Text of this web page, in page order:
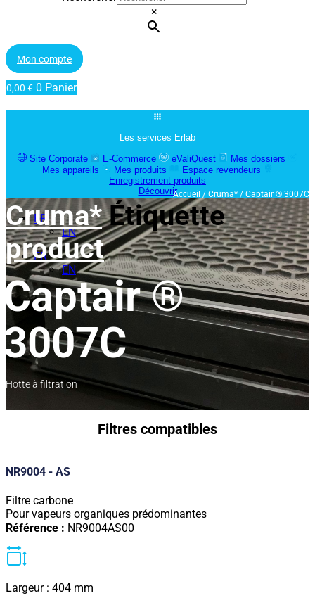
×
Mon compte
0,00 € 0 Panier
Les services Erlab
Site Corporate
E-Commerce eValiQuest
Mes dossiers
Mes appareils
Mes produits
Espace revendeurs
Enregistrement produits
Découvrir
FR
EN
FR
EN
Accueil / Cruma* / Captair ® 3007C
Cruma* Étiquette
product
Captair ®
3007C
Hotte à filtration
Filtres compatibles
NR9004 - AS
Filtre carbone
Pour vapeurs organiques prédominantes
Référence : NR9004AS00
Largeur : 404 mm